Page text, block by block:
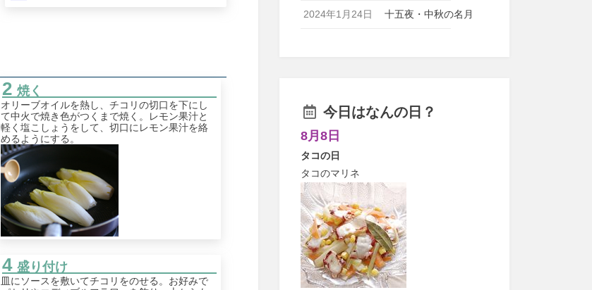
焼く
オリーブオイルを熱し、チコリの切口を下にし
て中火で焼き色がつくまで焼く。レモン果汁と
軽く塩こしょうをして、切口にレモン果汁を絡
めるようにする。
盛り付け
皿にソースを敷いてチコリをのせる。お好みで
2024年1月24日 十五夜・中秋の名月
今日はなんの日？
8月8日
タコの日
タコのマリネ